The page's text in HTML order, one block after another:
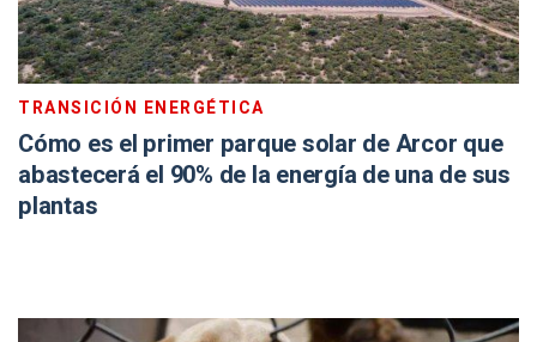
TRANSICIÓN ENERGÉTICA
Cómo es el primer parque solar de Arcor que
abastecerá el 90% de la energía de una de sus
plantas